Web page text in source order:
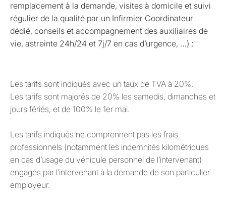
remplacement à la demande, visites à domicile et suivi
régulier de la qualité par un Infirmier Coordinateur
dédié, conseils et accompagnement des auxiliaires de
vie, astreinte 24h/24 et 7j/7 en cas d’urgence, …) ;
Les tarifs sont indiqués avec un taux de TVA à 20%.
Les tarifs sont majorés de 20% les samedis, dimanches et
jours fériés, et de 100% le 1er mai.
Les tarifs indiqués ne comprennent pas les frais
professionnels (notamment les indemnités kilométriques
en cas d’usage du véhicule personnel de l’intervenant)
engagés par l’intervenant à la demande de son particulier
employeur.